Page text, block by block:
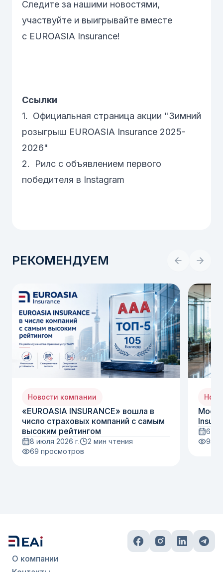
Следите за нашими новостями,
участвуйте и выигрывайте вместе
с EUROASIA Insurance!
Ссылки
1. Официальная страница акции "Зимний
розыгрыш EUROASIA Insurance 2025-
2026"
2. Рилс с объявлением первого
победителя в Instagram
РЕКОМЕНДУЕМ
Новости компании
«EUROASIA INSURANCE» вошла в
число страховых компаний с самым
высоким рейтингом
8 июля 2026 г.
2 мин чтения
69 просмотров
6
95
О компании